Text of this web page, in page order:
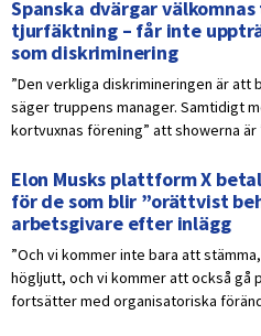
Spanska dvärgar
tjurfäktning – får inte
som diskriminering
”Den verkliga diskrimineringen är att
säger truppens manager. Samtidigt
kortvuxnas förening” att showerna är
Elon Musks plattform X
för de som blir ”orättvist
arbetsgivare efter inlägg
”Och vi kommer inte bara att
högljutt, och vi kommer att också gå
fortsätter med organisatoriska